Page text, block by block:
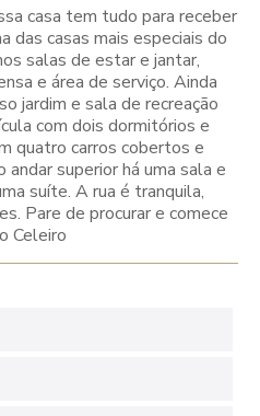
casa tem tudo para receber
das casas mais especiais do
salas de estar e jantar,
e área de serviço. Ainda
jardim e sala de recreação
com dois dormitórios e
quatro carros cobertos e
superior há uma sala e
suíte. A rua é tranquila,
Pare de procurar e comece
Celeiro